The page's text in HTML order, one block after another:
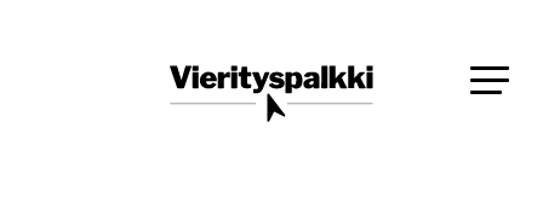
Vierityspalkki.fi